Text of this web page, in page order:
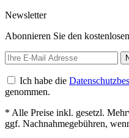
Newsletter
Abonnieren Sie den
Ich habe die
genommen.
* Alle Preise inkl. gesetzl.
ggf. Nachnahmegebühren,